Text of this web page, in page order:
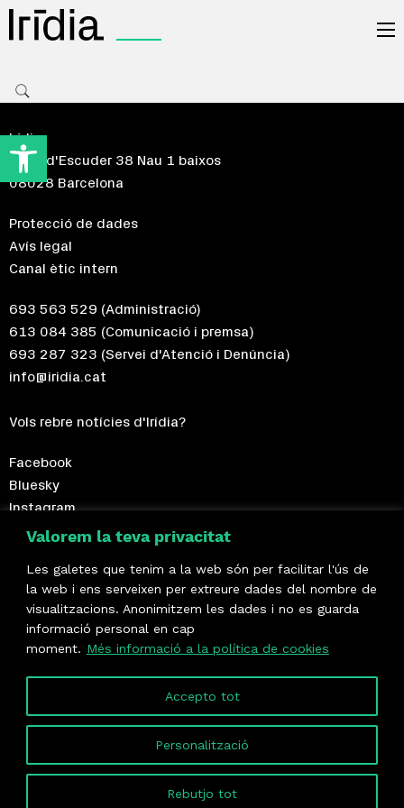
Obre la barra d'eines
Valorem la teva privacitat
Les galetes que tenim a la web són per facilitar l'ús de
la web i ens serveixen per extreure dades del nombre de
visualitzacions. Anonimitzem les dades i no es guarda
informació personal en cap
moment. Més informació a la política de cookies
Personalització
Rebutjo tot
Accepto tot
Irídia
Riera d'Escuder 38 Nau 1 baixos
08028 Barcelona
Protecció de dades
Avís legal
Canal ètic intern
693 563 529 (Administració)
613 084 385 (Comunicació i premsa)
693 287 323 (Servei d'Atenció i Denúncia)
info@iridia.cat
Vols rebre notícies d'Irídia?
Facebook
Bluesky
Instagram
Telegram
Fes-te sòcia!
Formem part de